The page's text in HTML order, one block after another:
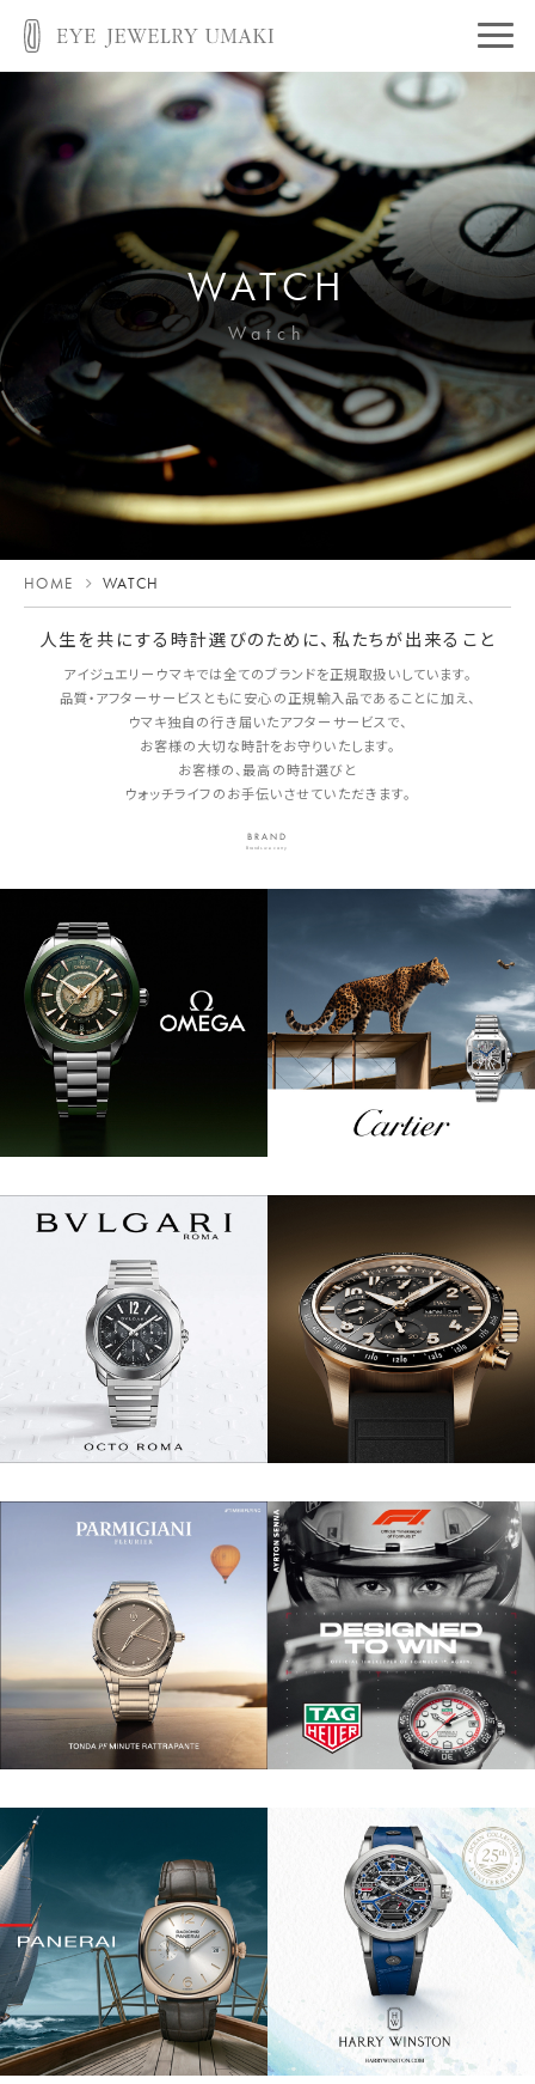
WATCH
Watch
HOME WATCH
人生を共にする時計選びのために、私たちが出来ること
アイジュエリーウマキでは全てのブランドを正規取扱いしています。
品質・アフターサービスともに安心の正規輸入品であることに加え、
ウマキ独自の行き届いたアフターサービスで、
お客様の大切な時計をお守りいたします。
お客様の、最高の時計選びと
ウォッチライフのお手伝いさせていただきます。
BRAND
Brands we carry